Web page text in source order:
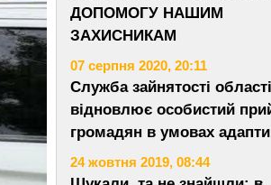
ДОПОМОГУ НАШИМ
ЗАХИСНИКАМ
07 серпня 2020, 20:11
Служба зайнятості області
відновлює особистий
громадян в умовах
24 жовтня 2019, 08:44